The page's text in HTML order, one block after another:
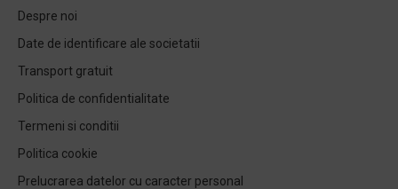
Despre noi
Date de identificare ale societatii
Transport gratuit
Politica de confidentialitate
Termeni si conditii
Politica cookie
Prelucrarea datelor cu caracter personal